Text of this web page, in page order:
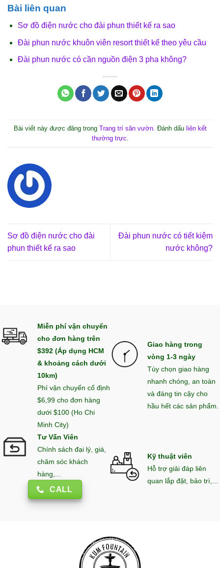
Bài liên quan
Sơ đồ điện nước cho đài phun thiết kế ra sao
Đài phun nước khuôn viên resort thiết kế theo yêu cầu
Đài phun nước có cần nguồn điện 3 pha không?
Bài viết này được đăng trong Trang trí sân vườn. Đánh dấu liên kết
thường trực
Sơ đồ điện nước cho đài
phun thiết kế ra sao
Đài phun nước có tiết kiệm
nước không?
Miễn phí vận chuyển
cho đơn hàng trên
$392 (Áp dụng HCM
& khoảng cách dưới
10km)
Phí vận chuyển cố định
$6,99 cho đơn hàng
dưới $100 (Ho Chi
Minh City)
Giao hàng trong
vòng 1-3 ngày
Tùy chọn giao hàng
nhanh chóng, an toàn
và đáng tin cậy cho
hầu hết các sản phẩm.
Tư Vấn Viên
Chính sách đại lý, giá,
chăm sóc khách
hàng,...
CALL
Kỹ thuật viên
Hỗ trợ giải đáp liên
quan lắp đặt, bảo trì,...